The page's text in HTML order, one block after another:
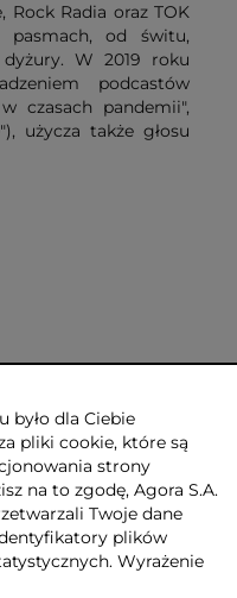
Rock Radia oraz TOK
pasmach, od świtu,
W 2019 roku
podcastów
czasach pandemii",
użycza także głosu
DLA MEDIÓW
REKLAMA
było dla Ciebie
pliki cookie, które są
strony
na to zgodę, Agora S.A.
Twoje dane
plików
Wyrażenie